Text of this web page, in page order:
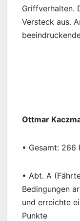
Griffverhalten.
Versteck aus.
Ottmar
• Gesamt: 266
• Abt. A
Bedingungen
und erreichte
Punkte